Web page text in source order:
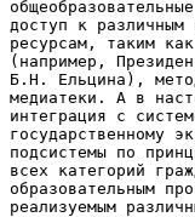
доступ к различным
ресурсам, таким
(например,
Б.Н. Ельцина),
медиатеки. А в
интеграция с
государственному
подсистемы по
всех категорий
образовательным
реализуемым